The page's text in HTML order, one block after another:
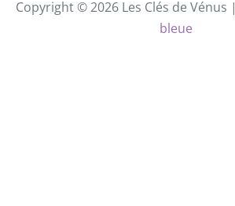
Copyright © 2026 Les Clés de Vénus |
bleue